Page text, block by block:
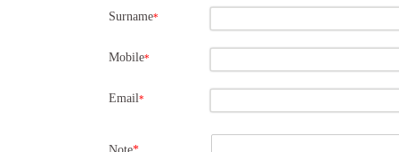
Surname*
Mobile*
Email*